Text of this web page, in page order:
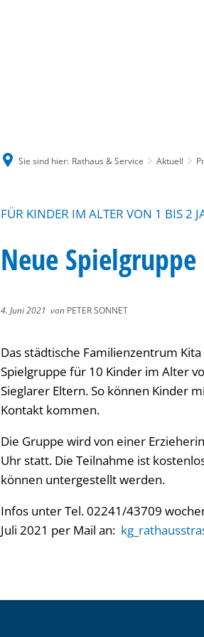
Sie sind hier: Rathaus & Service Aktuell
FÜR KINDER IM ALTER VON 1 BIS 2
Neue
4. Juni 2021 von PETER SONNET
Das städtische Familienzentrum
Spielgruppe für 10 Kinder im Alter
Sieglarer Eltern. So können Kinder
Kontakt kommen.
Die Gruppe wird von einer
Uhr statt. Die Teilnahme ist
können untergestellt werden.
Infos unter Tel. 02241/43709
Juli 2021 per Mail an: